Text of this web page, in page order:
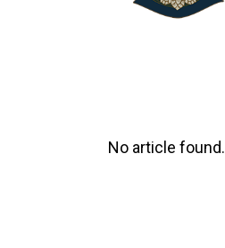
No article found.